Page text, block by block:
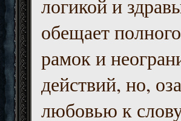
логикой и
обещает
рамок и
действий, но,
любовью к